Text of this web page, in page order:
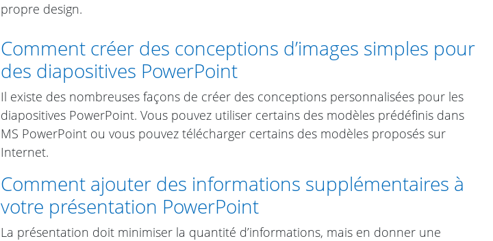
propre design.
Comment créer des conceptions d’images simples pour
des diapositives PowerPoint
Il existe des nombreuses façons de créer des conceptions personnalisées pour les
diapositives PowerPoint. Vous pouvez utiliser certains des modèles prédéfinis dans
MS PowerPoint ou vous pouvez télécharger certains des modèles proposés sur
Internet.
Comment ajouter des informations supplémentaires à
votre présentation PowerPoint
La présentation doit minimiser la quantité d’informations, mais en donner une